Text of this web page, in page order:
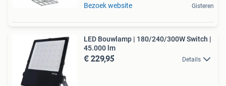
Bezoek website Gisteren
LED Bouwlamp | 180/240/300W Switch |
45.000 lm
€ 229,95 Details